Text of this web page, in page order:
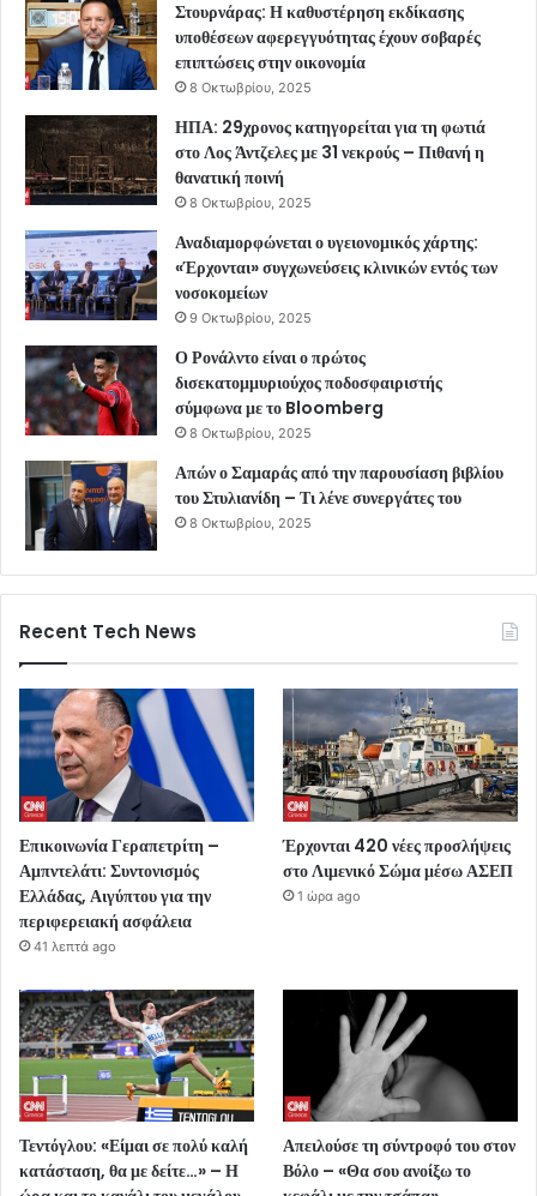
Στουρνάρας: Η καθυστέρηση εκδίκασης
υποθέσεων αφερεγγυότητας έχουν σοβαρές
επιπτώσεις στην οικονομία
8 Οκτωβρίου, 2025
ΗΠΑ: 29χρονος κατηγορείται για τη φωτιά
στο Λος Άντζελες με 31 νεκρούς – Πιθανή η
θανατική ποινή
8 Οκτωβρίου, 2025
Αναδιαμορφώνεται ο υγειονομικός χάρτης:
«Έρχονται» συγχωνεύσεις κλινικών εντός των
νοσοκομείων
9 Οκτωβρίου, 2025
Ο Ρονάλντο είναι ο πρώτος
δισεκατομμυριούχος ποδοσφαιριστής
σύμφωνα με το Bloomberg
8 Οκτωβρίου, 2025
Απών ο Σαμαράς από την παρουσίαση βιβλίου
του Στυλιανίδη – Τι λένε συνεργάτες του
8 Οκτωβρίου, 2025
Recent Tech News
Επικοινωνία Γεραπετρίτη –
Αμπντελάτι: Συντονισμός
Ελλάδας, Αιγύπτου για την
περιφερειακή ασφάλεια
41 λεπτά ago
Έρχονται 420 νέες προσλήψεις
στο Λιμενικό Σώμα μέσω ΑΣΕΠ
1 ώρα ago
Τεντόγλου: «Είμαι σε πολύ καλή
κατάσταση, θα με δείτε…» – Η
Απειλούσε τη σύντροφό του στον
Βόλο – «Θα σου ανοίξω το